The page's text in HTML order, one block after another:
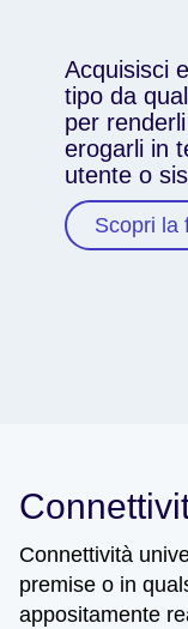
Acquisisci
tipo da
per
erogarli in
utente o
Scopri la
Connettività
premise o in
appositamente